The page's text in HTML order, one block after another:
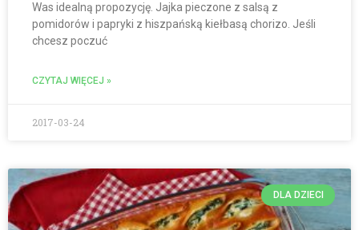
Was idealną propozycję. Jajka pieczone z salsą z
pomidorów i papryki z hiszpańską kiełbasą chorizo. Jeśli
chcesz poczuć
CZYTAJ WIĘCEJ »
2017-03-24
DLA DZIECI